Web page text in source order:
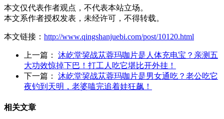
本文仅代表作者观点，不代表本站立场。
本文系作者授权发表，未经许可，不得转载。
本文链接： http://www.qingshanjuebi.com/post/10120.html
上一篇： 沐屹堂巭战苁蓉玛咖片是人体充电宝？亲测五
大功效惊掉下巴！打工人吃它堪比开外挂！
下一篇： 沐屹堂巭战苁蓉玛咖片是男女通吃？老公吃它
夜钓到天明，老婆嗑完追着娃狂飙！
相关文章